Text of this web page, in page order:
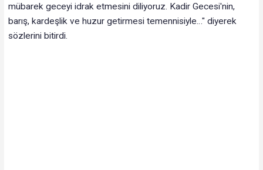
mübarek geceyi idrak etmesini diliyoruz. Kadir Gecesi'nin,
barış, kardeşlik ve huzur getirmesi temennisiyle…" diyerek
sözlerini bitirdi.